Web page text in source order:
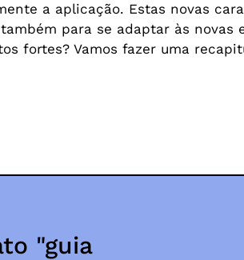
a aplicação. Estas novas
para se adaptar às novas
fortes? Vamos fazer uma
"guia